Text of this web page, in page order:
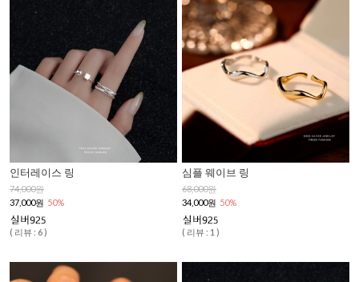
인터레이스 링
74,000원
37,000원 50%
( 리뷰 : 6 )
심플 웨이브 링
68,000원
34,000원 50%
( 리뷰 : 1 )